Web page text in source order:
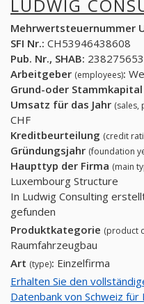
LUDWIG
Mehrwertsteuernummer
SFI Nr.: CH53946438608
Pub. Nr., SHAB:
Arbeitgeber (employees):
Grund-oder Stammkapital
Umsatz für das Jahr (sales,
CHF
Kreditbeurteilung (credit
Gründungsjahr (foundation
Haupttyp der Firma (main
Luxembourg Structure
In Ludwig Consulting
gefunden
Produktkategorie (product
Raumfahrzeugbau
Art (type): Einzelfirma
Erhalten Sie den
Datenbank von Schweiz für